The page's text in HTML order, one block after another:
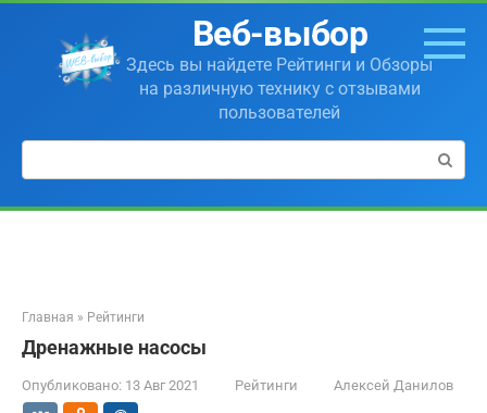
Перейти
контенту
Веб-выбор
Здесь вы найдете Рейтинги и Обзоры
на различную технику с отзывами
пользователей
Поиск:
Главная » Рейтинги
Дренажные насосы
Опубликовано: 13 Авг 2021 Рейтинги Алексей Данилов